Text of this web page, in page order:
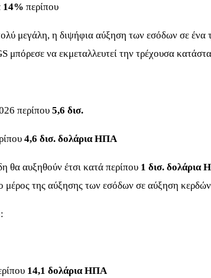
14% περίπου
μεγάλη, η διψήφια αύξηση των εσόδων σε
μπόρεσε να εκμεταλλευτεί την τρέχουσα
περίπου 5,6 δισ.
4,6 δισ. δολάρια ΗΠΑ
θα αυξηθούν έτσι κατά περίπου 1 δισ. δολάρια
μέρος της αύξησης των εσόδων σε αύξηση
:
14,1 δολάρια ΗΠΑ